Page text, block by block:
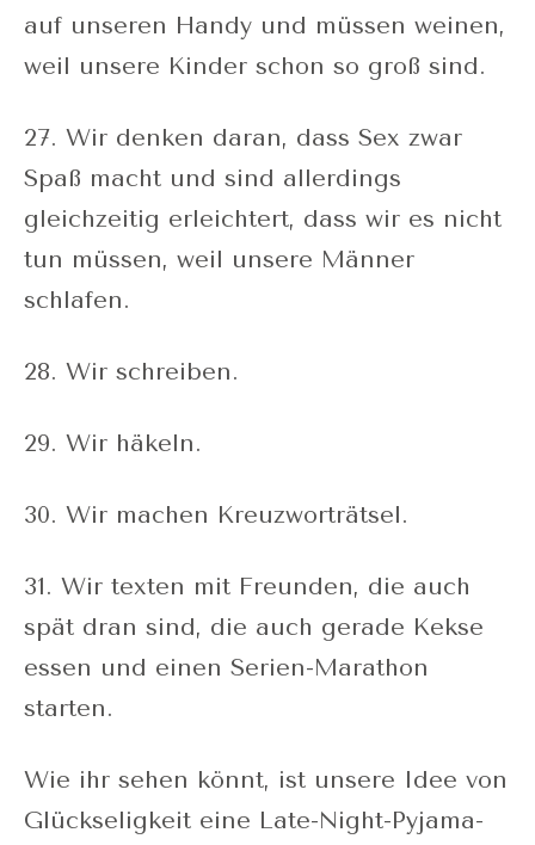
auf unseren Handy und müssen weinen,
weil unsere Kinder schon so groß sind.
27. Wir denken daran, dass Sex zwar
Spaß macht und sind allerdings
gleichzeitig erleichtert, dass wir es nicht
tun müssen, weil unsere Männer
schlafen.
28. Wir schreiben.
29. Wir häkeln.
30. Wir machen Kreuzworträtsel.
31. Wir texten mit Freunden, die auch
spät dran sind, die auch gerade Kekse
essen und einen Serien-Marathon
starten.
Wie ihr sehen könnt, ist unsere Idee von
Glückseligkeit eine Late-Night-Pyjama-